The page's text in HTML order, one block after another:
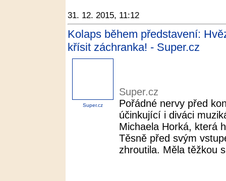
31. 12. 2015, 11:12
Kolaps během představení:
křísit záchranka! - Super.cz
Super.cz
Super.cz
Pořádné nervy před
účinkující i diváci
Michaela Horká, která
Těsně před svým
zhroutila. Měla těžkou